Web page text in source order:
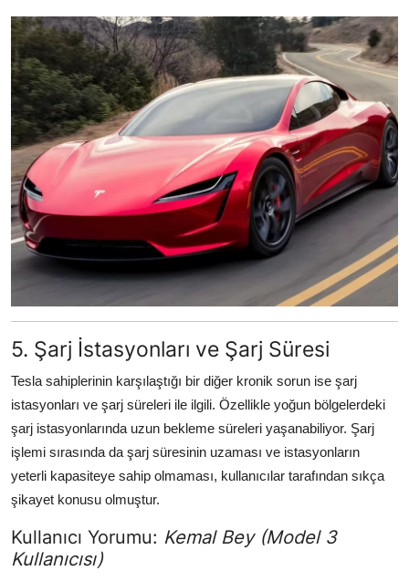
5. Şarj İstasyonları ve Şarj Süresi
Tesla sahiplerinin karşılaştığı bir diğer kronik sorun ise şarj
istasyonları ve şarj süreleri ile ilgili. Özellikle yoğun bölgelerdeki
şarj istasyonlarında uzun bekleme süreleri yaşanabiliyor. Şarj
işlemi sırasında da şarj süresinin uzaması ve istasyonların
yeterli kapasiteye sahip olmaması, kullanıcılar tarafından sıkça
şikayet konusu olmuştur.
Kullanıcı Yorumu: Kemal Bey (Model 3
Kullanıcısı)